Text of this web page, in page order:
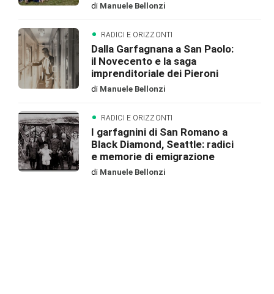
di Manuele Bellonzi
RADICI E ORIZZONTI
Dalla Garfagnana a San Paolo:
il Novecento e la saga
imprenditoriale dei Pieroni
di Manuele Bellonzi
RADICI E ORIZZONTI
I garfagnini di San Romano a
Black Diamond, Seattle: radici
e memorie di emigrazione
di Manuele Bellonzi